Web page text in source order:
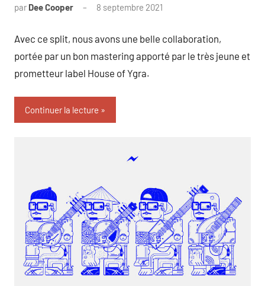
par Dee Cooper 8 septembre 2021
Avec ce split, nous avons une belle collaboration,
portée par un bon mastering apporté par le très jeune et
prometteur label House of Ygra.
Continuer la lecture